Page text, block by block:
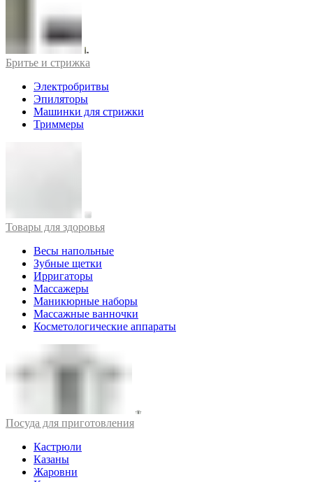
Бритье и стрижка
Электробритвы
Эпиляторы
Машинки для стрижки
Триммеры
Товары для здоровья
Весы напольные
Зубные щетки
Ирригаторы
Массажеры
Маникюрные наборы
Массажные ванночки
Косметологические аппараты
Посуда для приготовления
Кастрюли
Казаны
Жаровни